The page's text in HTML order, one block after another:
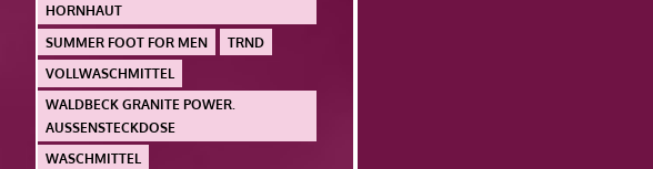
HORNHAUT
SUMMER FOOT FOR MEN
TRND
VOLLWASCHMITTEL
WALDBECK GRANITE POWER.
AUSSENSTECKDOSE
WASCHMITTEL